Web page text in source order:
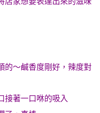
的～鹹香度剛好，辣度對
接著一口咻的吸入